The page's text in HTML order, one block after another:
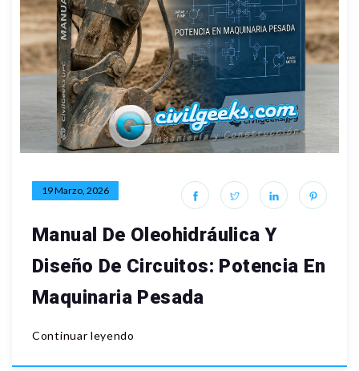
19 Marzo, 2026
Manual De Oleohidráulica Y
Diseño De Circuitos: Potencia En
Maquinaria Pesada
Continuar leyendo